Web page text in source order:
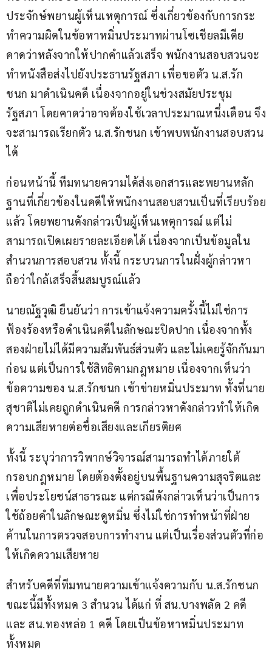
ประจักษ์พยานผู้เห็นเหตุการณ์ ซึ่งเกี่ยวข้องกับการกระ
ทำความผิดในข้อหาหมิ่นประมาทผ่านโซเชียลมีเดีย
คาดว่าหลังจากให้ปากคำแล้วเสร็จ พนักงานสอบสวนจะ
ทำหนังสือส่งไปยังประธานรัฐสภา เพื่อขอตัว น.ส.รัก
ชนก มาดำเนินคดี เนื่องจากอยู่ในช่วงสมัยประชุม
รัฐสภา โดยคาดว่าอาจต้องใช้เวลาประมาณหนึ่งเดือน จึง
จะสามารถเรียกตัว น.ส.รักชนก เข้าพบพนักงานสอบสวน
ได้
ก่อนหน้านี้ ทีมทนายความได้ส่งเอกสารและพยานหลัก
ฐานที่เกี่ยวข้องในคดีให้พนักงานสอบสวนเป็นที่เรียบร้อย
แล้ว โดยพยานดังกล่าวเป็นผู้เห็นเหตุการณ์ แต่ไม่
สามารถเปิดเผยรายละเอียดได้ เนื่องจากเป็นข้อมูลใน
สำนวนการสอบสวน ทั้งนี้ กระบวนการในฝั่งผู้กล่าวหา
ถือว่าใกล้เสร็จสิ้นสมบูรณ์แล้ว
นายณัฐวุฒิ ยืนยันว่า การเข้าแจ้งความครั้งนี้ไม่ใช่การ
ฟ้องร้องหรือดำเนินคดีในลักษณะปิดปาก เนื่องจากทั้ง
สองฝ่ายไม่ได้มีความสัมพันธ์ส่วนตัว และไม่เคยรู้จักกันมา
ก่อน แต่เป็นการใช้สิทธิตามกฎหมาย เนื่องจากเห็นว่า
ข้อความของ น.ส.รักชนก เข้าข่ายหมิ่นประมาท ทั้งที่นาย
สุชาติไม่เคยถูกดำเนินคดี การกล่าวหาดังกล่าวทำให้เกิด
ความเสียหายต่อชื่อเสียงและเกียรติยศ
ทั้งนี้ ระบุว่าการวิพากษ์วิจารณ์สามารถทำได้ภายใต้
กรอบกฎหมาย โดยต้องตั้งอยู่บนพื้นฐานความสุจริตและ
เพื่อประโยชน์สาธารณะ แต่กรณีดังกล่าวเห็นว่าเป็นการ
ใช้ถ้อยคำในลักษณะดูหมิ่น ซึ่งไม่ใช่การทำหน้าที่ฝ่าย
ค้านในการตรวจสอบการทำงาน แต่เป็นเรื่องส่วนตัวที่ก่อ
ให้เกิดความเสียหาย
สำหรับคดีที่ทีมทนายความเข้าแจ้งความกับ น.ส.รักชนก
ขณะนี้มีทั้งหมด 3 สำนวน ได้แก่ ที่ สน.บางพลัด 2 คดี
และ สน.ทองหล่อ 1 คดี โดยเป็นข้อหาหมิ่นประมาท
ทั้งหมด